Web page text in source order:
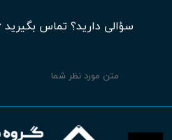
سؤالی دارید؟ تماس بگیرید 02188970256